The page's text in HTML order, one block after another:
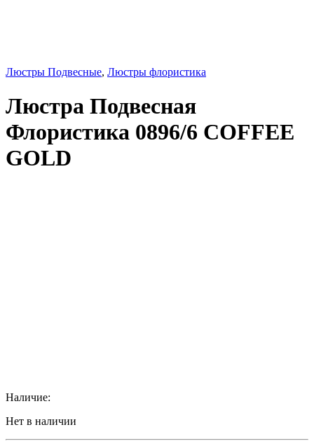
Люстры Подвесные, Люстры флористика
Люстра Подвесная
Флористика 0896/6 COFFEE
GOLD
Наличие:
Нет в наличии